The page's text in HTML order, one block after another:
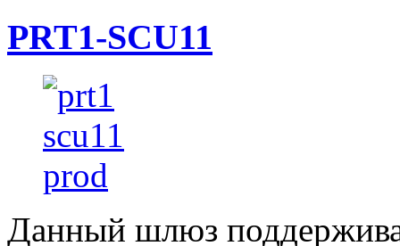
PRT1-SCU11
Данный шлюз